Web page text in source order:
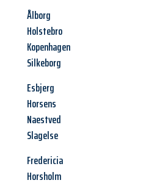
Ålborg
Holstebro
Kopenhagen
Silkeborg
Esbjerg
Horsens
Naestved
Slagelse
Fredericia
Horsholm